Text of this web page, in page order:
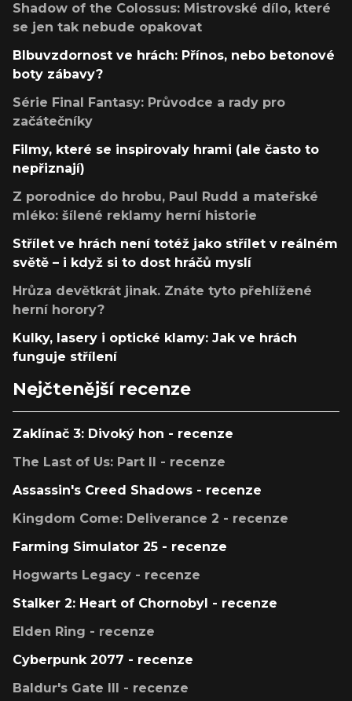
Shadow of the Colossus: Mistrovské dílo, které
se jen tak nebude opakovat
Blbuvzdornost ve hrách: Přínos, nebo betonové
boty zábavy?
Série Final Fantasy: Průvodce a rady pro
začátečníky
Filmy, které se inspirovaly hrami (ale často to
nepřiznají)
Z porodnice do hrobu, Paul Rudd a mateřské
mléko: šílené reklamy herní historie
Střílet ve hrách není totéž jako střílet v reálném
světě – i když si to dost hráčů myslí
Hrůza devětkrát jinak. Znáte tyto přehlížené
herní horory?
Kulky, lasery i optické klamy: Jak ve hrách
funguje střílení
Nejčtenější recenze
Zaklínač 3: Divoký hon - recenze
The Last of Us: Part II - recenze
Assassin's Creed Shadows - recenze
Kingdom Come: Deliverance 2 - recenze
Farming Simulator 25 - recenze
Hogwarts Legacy - recenze
Stalker 2: Heart of Chornobyl - recenze
Elden Ring - recenze
Cyberpunk 2077 - recenze
Baldur's Gate III - recenze